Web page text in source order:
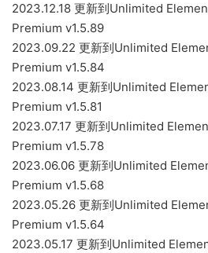
2023.12.18 更新到Unlimited
Premium v1.5.89
2023.09.22 更新到Unlimited
Premium v1.5.84
2023.08.14 更新到Unlimited
Premium v1.5.81
2023.07.17 更新到Unlimited
Premium v1.5.78
2023.06.06 更新到Unlimited
Premium v1.5.68
2023.05.26 更新到Unlimited
Premium v1.5.64
2023.05.17 更新到Unlimited